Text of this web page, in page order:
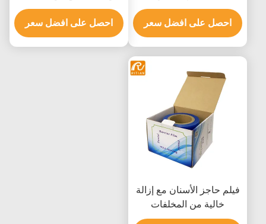
الأسنان
احصل على افضل سعر
العالية وإزالة خالية من
المخلفات للمعدات الطبية
احصل على افضل سعر
فيلم حاجز الأسنان مع إزالة
خالية من المخلفات
الشفافية الممتازة والقلب